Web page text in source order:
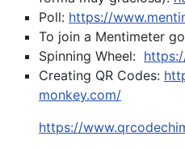
Poll: https://
To join a Mentimeter
Spinning Wheel:
Creating QR Codes:
monkey.com/
https://